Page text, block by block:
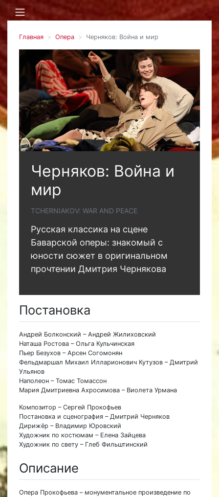
Главная Опера Черняков: Война и мир
Черняков: Война и
мир
TCHERNIAKOV: WAR AND PEACE
Русская классика на сцене
Баварской оперы: знакомый с
юности сюжет в оригинальном
прочтении Дмитрия Чернякова
Постановка
Андрей Болконский – Андрей Жилиховский
Наташа Ростова – Ольга Кульчинская
Пьер Безухов – Арсен Согомонян
Фельдмаршал Михаил Илларионович Кутузов – Дмитрий
Ульянов
Наполеон – Томас Томассон
Мария Дмитриевна Ахросимова – Виолета Урмана
Композитор – Сергей Прокофьев
Постановка и сценография – Дмитрий Черняков
Дирижёр – Владимир Юровский
Художник по костюмам – Елена Зайцева
Художник по свету – Глеб Фильштинский
Описание
Опера Прокофьева – монументальное произведение по